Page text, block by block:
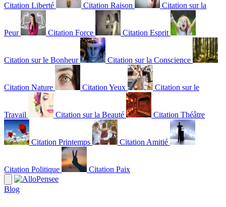
Citation Liberté Citation Raison Citation sur la
Peur Citation Force Citation Esprit
Citation sur le Bonheur Citation sur la Conscience
Citation Nature Citation Yeux Citation sur le
Travail Citation sur la Beauté Citation Théâtre
Citation Printemps Citation Amitié
Citation Politique Citation Paix
Blog